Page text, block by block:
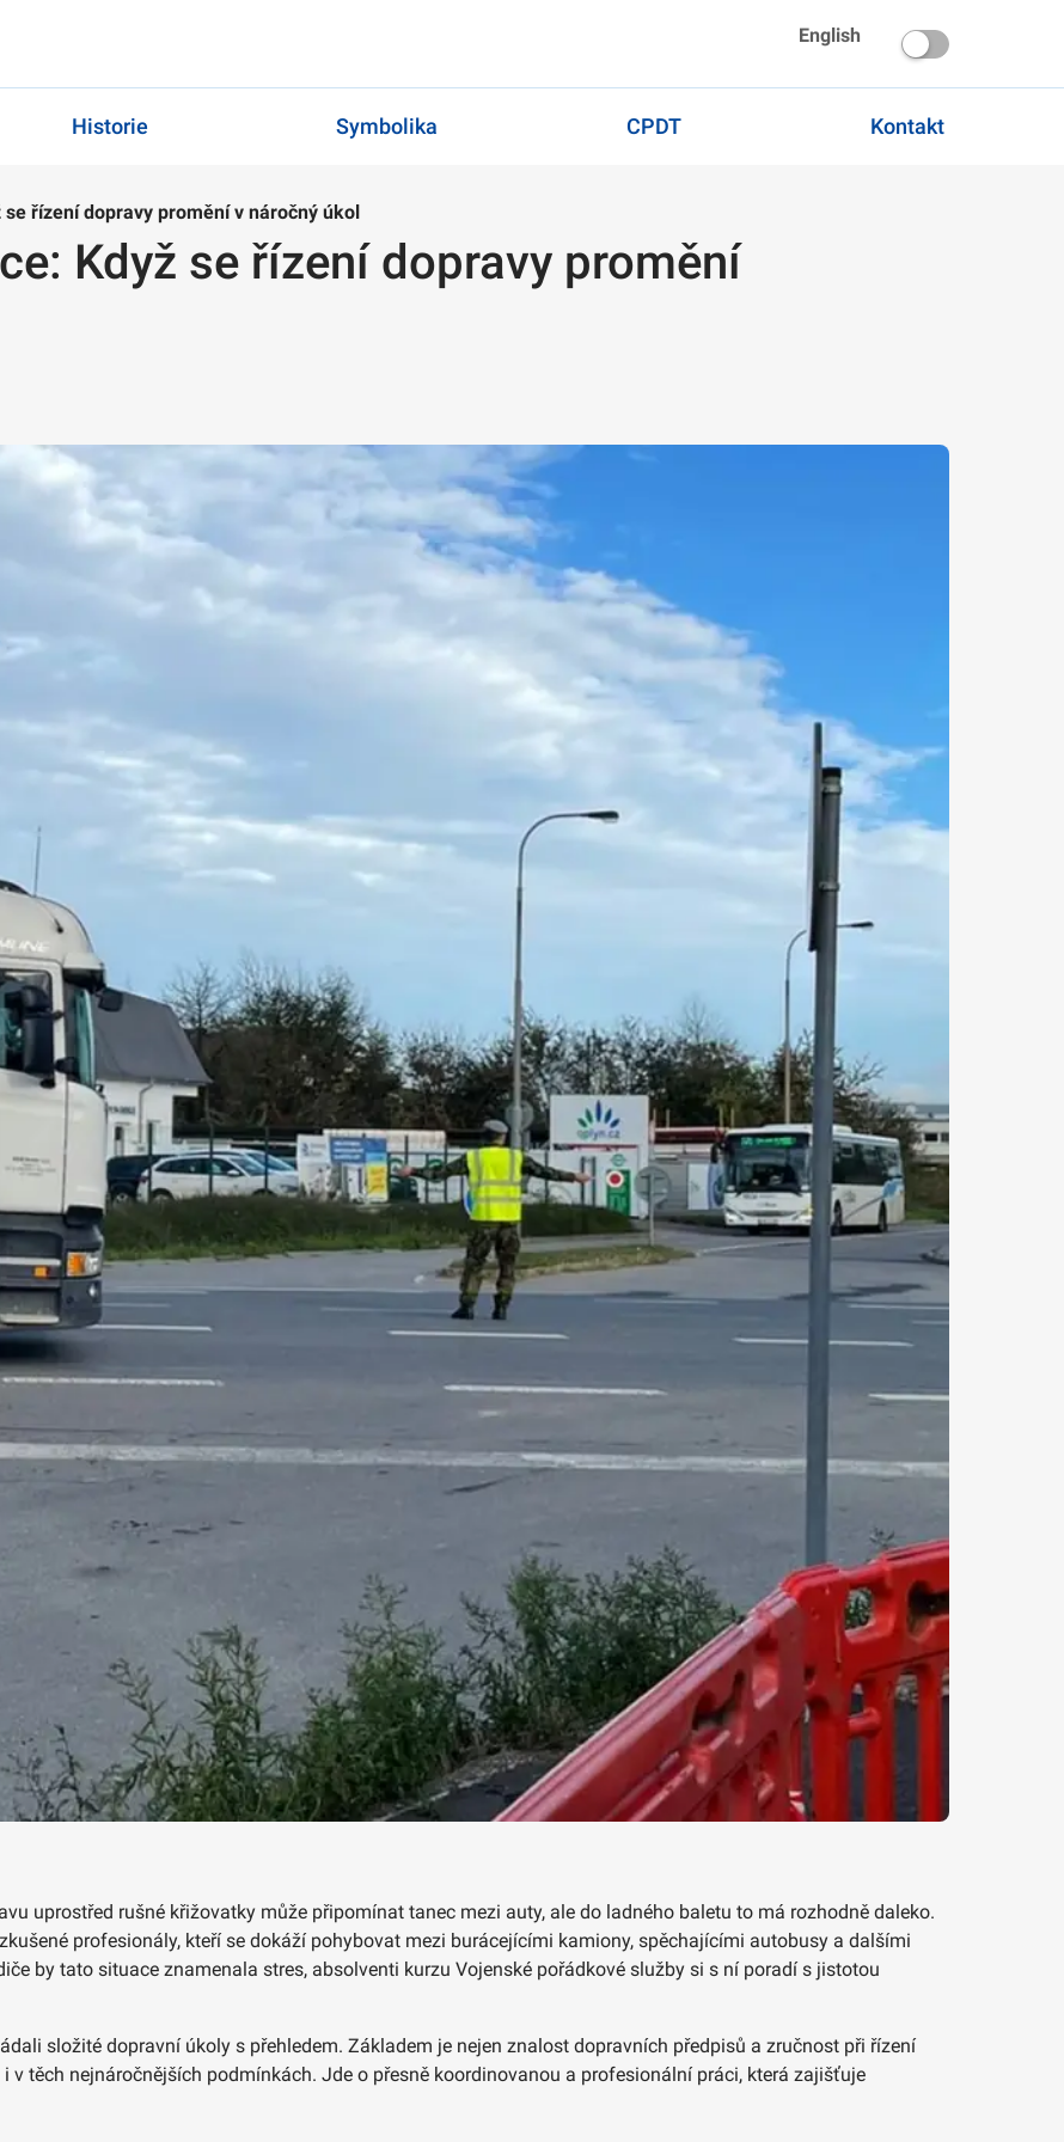
English
Historie Symbolika CPDT Kontakt
řízení dopravy promění v náročný úkol
Když se řízení dopravy promění
uprostřed rušné křižovatky může připomínat tanec mezi auty, ale do ladného baletu to má rozhodně daleko.
profesionály, kteří se dokáží pohybovat mezi burácejícími kamiony, spěchajícími autobusy a dalšími
by tato situace znamenala stres, absolventi kurzu Vojenské pořádkové služby si s ní poradí s jistotou
složité dopravní úkoly s přehledem. Základem je nejen znalost dopravních předpisů a zručnost při řízení
v těch nejnáročnějších podmínkách. Jde o přesně koordinovanou a profesionální práci, která zajišťuje